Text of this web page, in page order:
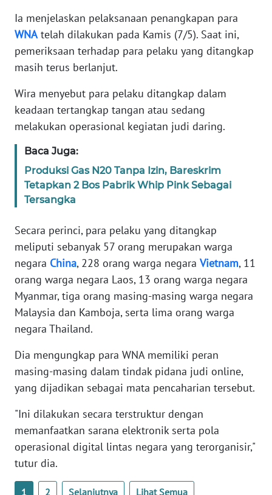
Ia menjelaskan pelaksanaan penangkapan para
WNAtelah dilakukan pada Kamis (7/5). Saat ini,
pemeriksaan terhadap para pelaku yang ditangkap
masih terus berlanjut.
Wira menyebut para pelaku ditangkap dalam
keadaan tertangkap tangan atau sedang
melakukan operasional kegiatan judi daring.
Baca Juga:
Produksi Gas N20 Tanpa Izin, Bareskrim
Tetapkan 2 Bos Pabrik Whip Pink Sebagai
Tersangka
Secara perinci, para pelaku yang ditangkap
meliputi sebanyak 57 orang merupakan warga
negara China, 228 orang warga negara Vietnam, 11
orang warga negara Laos, 13 orang warga negara
Myanmar, tiga orang masing-masing warga negara
Malaysia dan Kamboja, serta lima orang warga
negara Thailand.
Dia mengungkap para WNA memiliki peran
masing-masing dalam tindak pidana judi online,
yang dijadikan sebagai mata pencaharian tersebut.
"Ini dilakukan secara terstruktur dengan
memanfaatkan sarana elektronik serta pola
operasional digital lintas negara yang terorganisir,"
tutur dia.
1 2 Selanjutnya Lihat Semua
News
Regional
WN
SUMUT
JAKARTA
WN
JABAR
WN
BANTEN
WN
WN
KEPRI
WN
PAPUA
WN
BARAT
WN
RIAU